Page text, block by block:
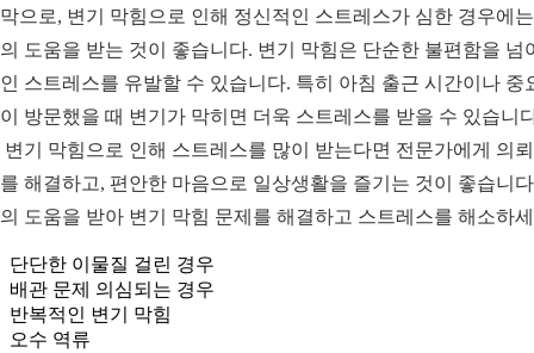
으로, 변기 막힘으로 인해 정신적인 스트레스가 심한 경우에
도움을 받는 것이 좋습니다. 변기 막힘은 단순한 불편함을 넘
스트레스를 유발할 수 있습니다. 특히 아침 출근 시간이나 중
방문했을 때 변기가 막히면 더욱 스트레스를 받을 수 있습니
변기 막힘으로 인해 스트레스를 많이 받는다면 전문가에게 의
해결하고, 편안한 마음으로 일상생활을 즐기는 것이 좋습니
도움을 받아 변기 막힘 문제를 해결하고 스트레스를 해소하
단단한 이물질 걸린 경우
배관 문제 의심되는 경우
반복적인 변기 막힘
오수 역류